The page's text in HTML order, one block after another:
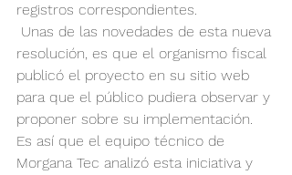
registros correspondientes.
resolución, es que el organismo fiscal
publicó el proyecto en su sitio web
para que el público pudiera observar y
proponer sobre su implementación.
Es así que el equipo técnico de
Morgana Tec analizó esta iniciativa y